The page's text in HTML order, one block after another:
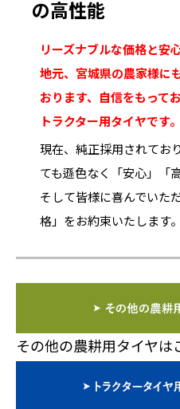
の高性能
リーズナブルな価格と安
地元、宮城県の農家様に
おります、自信をもって
トラクター用タイヤです。
現在、純正採用されてお
ても遜色なく「安心」「
そして皆様に喜んでいた
格」をお約束いたします。
その他の農耕用タイヤは